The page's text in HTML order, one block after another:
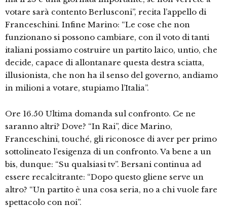
votare sarà contento Berlusconi”, recita l’appello di
Franceschini. Infine Marino: “Le cose che non
funzionano si possono cambiare, con il voto di tanti
italiani possiamo costruire un partito laico, untio, che
decide, capace di allontanare questa destra sciatta,
illusionista, che non ha il senso del governo, andiamo
in milioni a votare, stupiamo l’Italia”.
Ore 16.50 Ultima domanda sul confronto. Ce ne
saranno altri? Dove? “In Rai”, dice Marino,
Franceschini, touché, gli riconosce di aver per primo
sottolineato l’esigenza di un confronto. Va bene a un
bis, dunque: “Su qualsiasi tv”. Bersani continua ad
essere recalcitrante: “Dopo questo gliene serve un
altro? “Un partito è una cosa seria, no a chi vuole fare
spettacolo con noi”.